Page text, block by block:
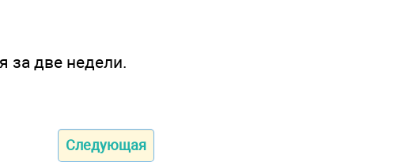
за две недели.
Следующая